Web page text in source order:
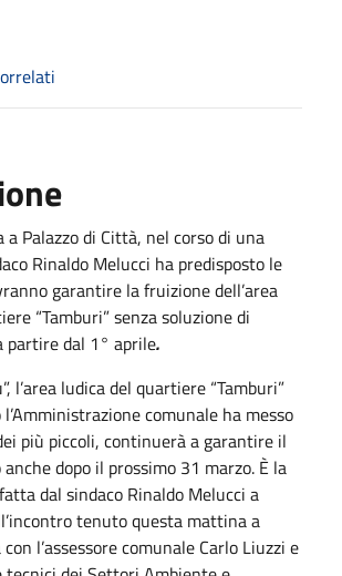
Palazzo di Città, nel corso di una
Rinaldo Melucci ha predisposto le
garantire la fruizione dell’area
“Tamburi” senza soluzione di
partire dal 1° aprile.
l’area ludica del quartiere “Tamburi”
comunale ha messo
più piccoli, continuerà a garantire il
dopo il prossimo 31 marzo. È la
dal sindaco Rinaldo Melucci a
tenuto questa mattina a
l’assessore comunale Carlo Liuzzi e